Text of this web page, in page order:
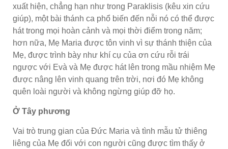
xuất hiện, chẳng hạn như trong Paraklisis (kêu xin cứu
giúp), một bài thánh ca phổ biến đến nỗi nó có thể được
hát trong mọi hoàn cảnh và mọi thời điểm trong năm;
hơn nữa, Mẹ Maria được tôn vinh vì sự thánh thiện của
Mẹ, được trình bày như khí cụ của ơn cứu rỗi trái
ngược với Evà và Mẹ được hát lên trong mầu nhiệm Mẹ
được nâng lên vinh quang trên trời, nơi đó Mẹ không
quên loài người và không ngừng giúp đỡ họ.
Ở Tây phương
Vai trò trung gian của Đức Maria và tình mẫu tử thiêng
liêng của Mẹ đối với con người cũng được tìm thấy ở